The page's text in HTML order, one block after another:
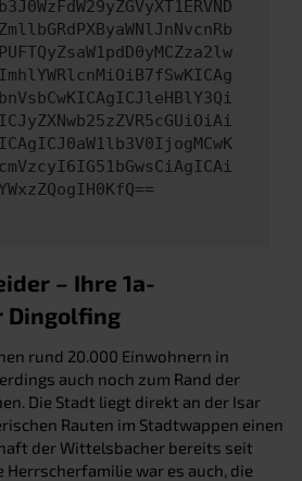
– Ihre 1a-
Dingolfing
rund 20.000 Einwohnern in
auch noch zum Rand der
Die Stadt liegt direkt an der Isar
Rauten im Stadtwappen einen
der Wittelsbacher bereits seit
Herrscherfamilie war es auch, die